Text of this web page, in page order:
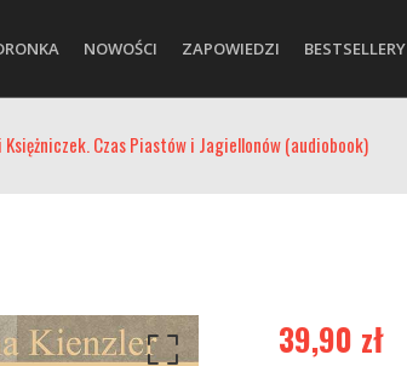
NOWOŚCI ZAPOWIEDZI BESTSELLERY
Czas Piastów i Jagiellonów (audiobook)
39,90 zł